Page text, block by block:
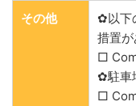
その他
✿以下
措置が
□
✿駐車
□